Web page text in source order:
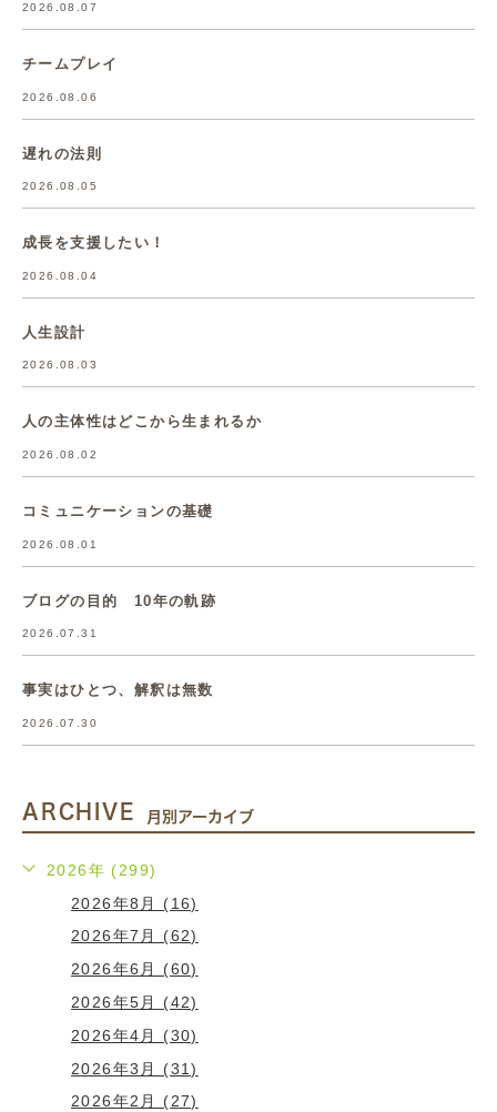
2026.08.07
チームプレイ
2026.08.06
遅れの法則
2026.08.05
成長を支援したい！
2026.08.04
人生設計
2026.08.03
人の主体性はどこから生まれるか
2026.08.02
コミュニケーションの基礎
2026.08.01
ブログの目的 10年の軌跡
2026.07.31
事実はひとつ、解釈は無数
2026.07.30
ARCHIVE 月別アーカイブ
2026年 (299)
2026年8月 (16)
2026年7月 (62)
2026年6月 (60)
2026年5月 (42)
2026年4月 (30)
2026年3月 (31)
2026年2月 (27)